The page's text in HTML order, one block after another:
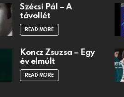
Szécsi Pál – A
távollét
READ MORE
Koncz Zsuzsa – Egy
év elmúlt
READ MORE